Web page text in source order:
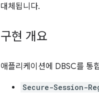
대체됩니다.
구현 개요
애플리케이션에 DBSC를 통
Secure-Session-